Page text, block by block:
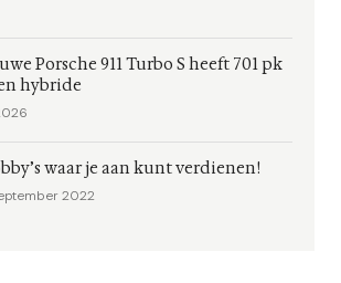
Porsche 911 Turbo S heeft 701 pk
hybride
waar je aan kunt verdienen!
2022